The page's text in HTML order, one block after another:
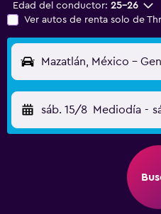
Edad del conductor: 25-26
Ver autos de renta solo de
Mazatlán, México -
sáb. 15/8 Mediodía -